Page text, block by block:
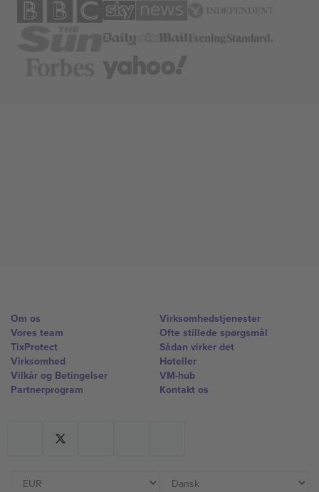
Om os
Vores team
TixProtect
Virksomhed
Vilkår og Betingelser
Partnerprogram
Virksomhedstjenester
Ofte stillede spørgsmål
Sådan virker det
Hoteller
VM-hub
Kontakt os